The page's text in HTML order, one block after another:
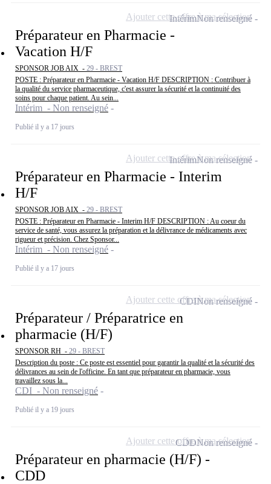
Préparateur en Pharmacie -
Vacation H/F
SPONSOR JOB AIX - 29 - BREST
POSTE : Préparateur en Pharmacie - Vacation H/F DESCRIPTION : Contribuer à
la qualité du service pharmaceutique, c'est assurer la sécurité et la continuité des
soins pour chaque patient. Au sein...
Intérim - Non renseigné
Publié il y a 17 jours
IntérimNon renseigné
Ajouter cette offre à ma sélection
Préparateur en Pharmacie - Interim
H/F
SPONSOR JOB AIX - 29 - BREST
POSTE : Préparateur en Pharmacie - Interim H/F DESCRIPTION : Au coeur du
service de santé, vous assurez la préparation et la délivrance de médicaments avec
rigueur et précision. Chez Sponsor...
Intérim - Non renseigné
Publié il y a 17 jours
IntérimNon renseigné
Ajouter cette offre à ma sélection
Préparateur / Préparatrice en
pharmacie (H/F)
SPONSOR RH - 29 - BREST
Description du poste : Ce poste est essentiel pour garantir la qualité et la sécurité des
délivrances au sein de l'officine. En tant que préparateur en pharmacie, vous
travaillez sous la...
CDI - Non renseigné
Publié il y a 19 jours
CDINon renseigné
Ajouter cette offre à ma sélection
Préparateur en pharmacie (H/F) -
CDD
CDDNon renseigné
Ajouter cette offre à ma sélection